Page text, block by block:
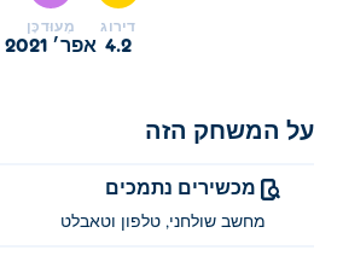
דירוג
4.2
מְעוּדכָּן
אפר׳ 2021
על המשחק הזה
מכשירים נתמכים
מחשב שולחני, טלפון וטאבלט